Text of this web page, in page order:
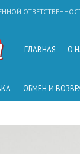
ГЛАВНАЯ О
ОБМЕН И